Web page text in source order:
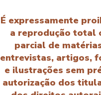
É expressamente
a reprodução total
parcial de
entrevistas, artigos,
e ilustrações sem
autorização dos